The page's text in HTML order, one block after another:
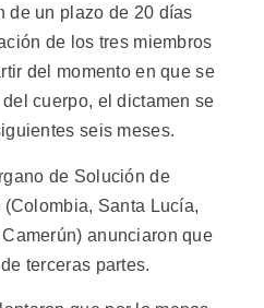
de un plazo de 20 días
de los tres miembros
del momento en que se
cuerpo, el dictamen se
seis meses.
de Solución de
Santa Lucía,
anunciaron que
terceras partes.